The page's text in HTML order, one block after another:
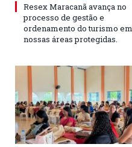
Resex Maracanã avança no
processo de gestão e
ordenamento do turismo em
nossas áreas protegidas.